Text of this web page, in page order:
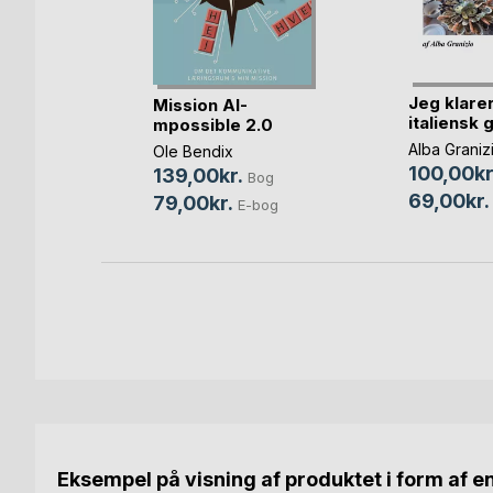
Mission AI-
mpossible 2.0
Ole Bendix
139,00kr. Bog
79,00kr. E-bog
Jeg
italiensk
Alba
69,00kr.
Eksempel på visning af produktet i form af